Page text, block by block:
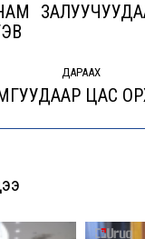
Previous
ДАРААХ
Next
ЦАС